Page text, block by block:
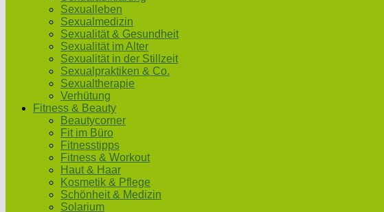
Sexualleben
Sexualmedizin
Sexualität & Gesundheit
Sexualität im Alter
Sexualität in der Stillzeit
Sexualpraktiken & Co.
Sexualtherapie
Verhütung
Fitness & Beauty
Beautycorner
Fit im Büro
Fitnesstipps
Fitness & Workout
Haut & Haar
Kosmetik & Pflege
Schönheit & Medizin
Solarium